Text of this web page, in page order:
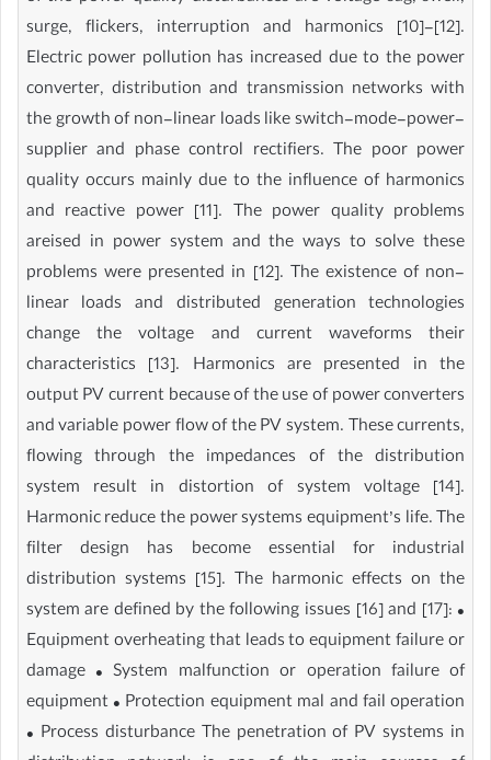
surge, flickers, interruption and harmonics [10]-[12].
Electric power pollution has increased due to the power
converter, distribution and transmission networks with
the growth of non-linear loads like switch-mode-power-
supplier and phase control rectifiers. The poor power
quality occurs mainly due to the influence of harmonics
and reactive power [11]. The power quality problems
areised in power system and the ways to solve these
problems were presented in [12]. The existence of non-
linear loads and distributed generation technologies
change the voltage and current waveforms their
characteristics [13]. Harmonics are presented in the
output PV current because of the use of power converters
and variable power flow of the PV system. These currents,
flowing through the impedances of the distribution
system result in distortion of system voltage [14].
Harmonic reduce the power systems equipment’s life. The
filter design has become essential for industrial
distribution systems [15]. The harmonic effects on the
system are defined by the following issues [16] and [17]: •
Equipment overheating that leads to equipment failure or
damage • System malfunction or operation failure of
equipment • Protection equipment mal and fail operation
• Process disturbance The penetration of PV systems in